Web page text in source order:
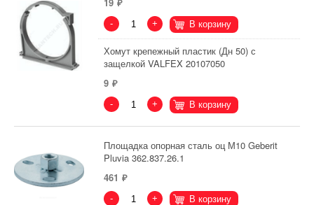
- + В корзину
Хомут крепежный пластик (Дн 50) с
защелкой VALFEX 20107050
9
- + В корзину
Площадка опорная сталь оц М10 Geberit
Pluvia 362.837.26.1
461
- + В корзину